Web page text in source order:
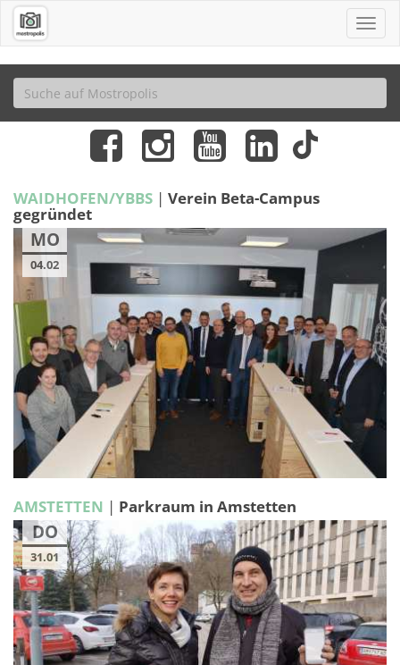
WAIDHOFEN/YBBS | Verein Beta-Campus
gegründet
MO
04.02
AMSTETTEN | Parkraum in Amstetten
DO
31.01